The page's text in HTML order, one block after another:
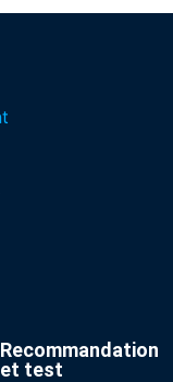
Recommandation
et test